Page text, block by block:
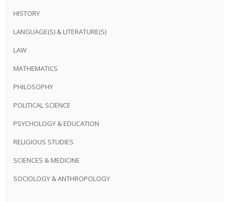
HISTORY
LANGUAGE(S) & LITERATURE(S)
LAW
MATHEMATICS
PHILOSOPHY
POLITICAL SCIENCE
PSYCHOLOGY & EDUCATION
RELIGIOUS STUDIES
SCIENCES & MEDICINE
SOCIOLOGY & ANTHROPOLOGY